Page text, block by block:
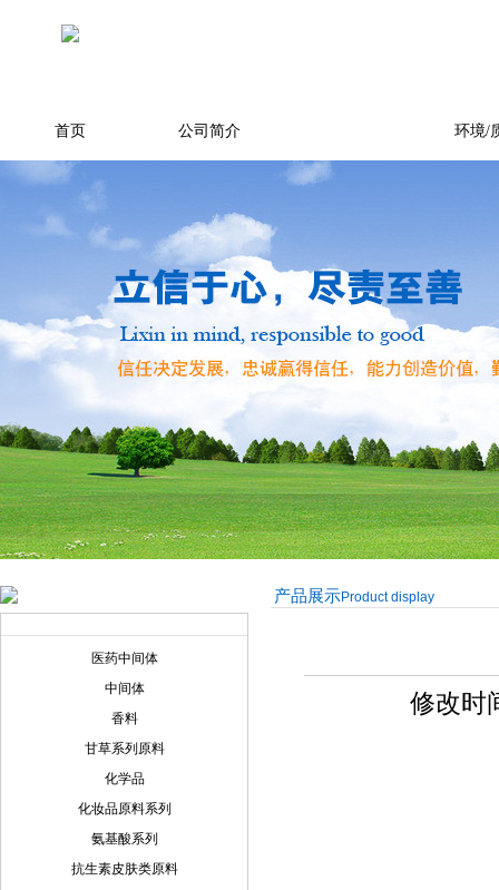
首页 公司简介 环境/
医药中间体
中间体
香料
甘草系列原料
化学品
化妆品原料系列
氨基酸系列
抗生素皮肤类原料
产品展示Product display
修改时